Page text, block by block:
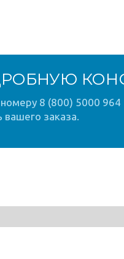
8 (800) 5000 964
заказа.